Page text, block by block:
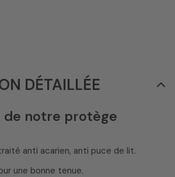
DÉTAILLÉE
notre protège
anti acarien, anti puce de lit.
une bonne tenue.